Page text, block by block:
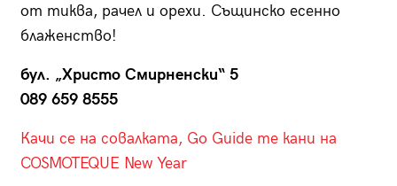
от тиква, рачел и орехи. Същинско есенно
блаженство!
бул. „Христо Смирненски“ 5
089 659 8555
Качи се на совалката, Go Guide те кани на
COSMOTEQUE New Year